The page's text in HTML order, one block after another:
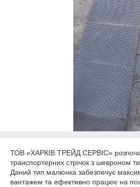
ТОВ «ХАРКІВ ТРЕЙД СЕРВІС»
транспортерних стрічок з шевроном
Даний тип малюнка забезпечує
вантажем та ефективно працює на